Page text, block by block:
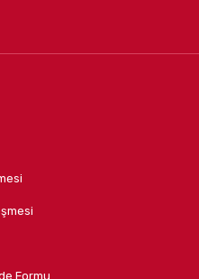
Formu